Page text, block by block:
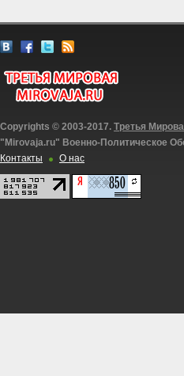
Copyrights © 2003-2017. Третья
"Mirovaja.ru" Военно-Политическое
Контакты
О нас